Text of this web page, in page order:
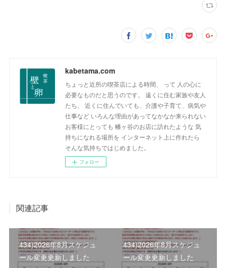
kabetama.com
ちょっと近所の喫茶店による時間、 って 人の心に
必要なものだと思うのです。 遠くに住む家族や友人
たち、 近くに住んでいても、介護や子育て、病気や
仕事など いろんな理由があってなかなか来られない
お客様にとっても 幡ヶ谷のお店に訪れたような 気
持ちになれる場所を インターネット上に作れたら
そんな気持ちではじめました。
フォロー
関連記事
434)2026年8月スケジュ
ール変更更新しました
434)2026年8月スケジュ
ール変更更新しました